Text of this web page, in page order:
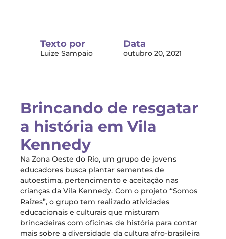
Texto por
Luize Sampaio
Data
outubro 20, 2021
Brincando de resgatar
a história em Vila
Kennedy
Na Zona Oeste do Rio, um grupo de jovens
educadores busca plantar sementes de
autoestima, pertencimento e aceitação nas
crianças da Vila Kennedy. Com o projeto “Somos
Raízes”, o grupo tem realizado atividades
educacionais e culturais que misturam
brincadeiras com oficinas de história para contar
mais sobre a diversidade da cultura afro-brasileira